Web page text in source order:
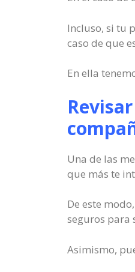
Incluso, si tu
caso de que
En ella
Una de las
que más te
De este
seguros para
Asimismo,